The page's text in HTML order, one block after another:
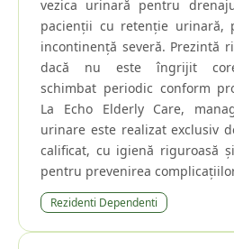
vezica urinară pentru
pacienții cu retenție urinară,
incontinență severă. Prezintă
dacă nu este îngrijit
schimbat periodic conform
La Echo Elderly Care,
urinare este realizat exclusiv
calificat, cu igienă riguroasă
pentru prevenirea
Rezidenti Dependenti